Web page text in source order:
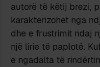
autorë të këtij brezi,
karakterizohet nga
dhe e frustrimit ndaj
një lirie të paplotë.
e ngadalta të